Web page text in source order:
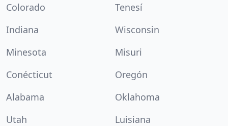
Colorado
Tenesí
Indiana
Wisconsin
Minesota
Misuri
Conécticut
Oregón
Alabama
Oklahoma
Utah
Luisiana